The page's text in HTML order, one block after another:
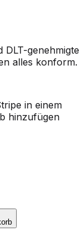
DLT-genehmigte
alles konform.
in einem
hinzufügen